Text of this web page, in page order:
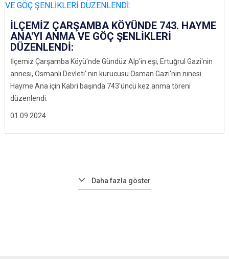
01.09.2024
İLÇEMİZ ÇARŞAMBA KÖYÜNDE 743. HAYME
ANA'YI ANMA VE GÖÇ ŞENLİKLERİ
DÜZENLENDİ:
İlçemiz Çarşamba Köyü'nde Gündüz Alp'in eşi, Ertuğrul Gazi'nin
annesi, Osmanlı Devleti' nin kurucusu Osman Gazi'nin ninesi
Hayme Ana için Kabri başında 743'üncü kez anma töreni
düzenlendi.
Daha fazla göster